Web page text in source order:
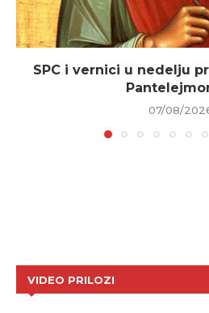
SPC i vernici u nedelju
07/08/
VIDEO PRILOZI